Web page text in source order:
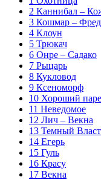
2 Каннибал –
3 Кошмар –
4 Клоун
5 Трюкач
6 Онре – Садако
7 Рыцарь
8 Кукловод
9 Ксеноморф
10 Хороший
11 Неведомое
12 Лич – Векна
13 Темный
14 Егерь
15 Гуль
16 Красу
17 Векна